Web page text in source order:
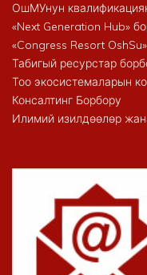
ОшМУнун
«Next Generation Hub»
«Congress Resort
Табигый ресурстар
Тоо экосистемаларын
Консалтинг Борбору
Илимий изилдөөлөр